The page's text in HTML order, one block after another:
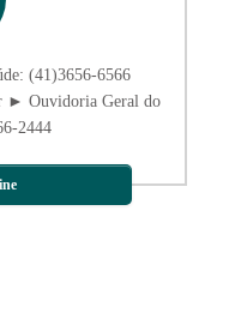
(41)3656-6566
► Ouvidoria Geral do
2444